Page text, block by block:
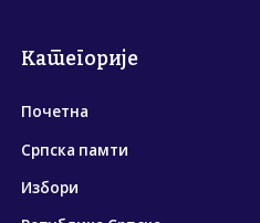
Категорије
Почетна
Српска памти
Избори